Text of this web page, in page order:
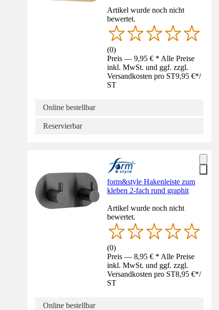
Artikel wurde noch nicht
bewertet.
(0)
Preis — 9,95 € * Alle Preise
inkl. MwSt. und ggf. zzgl.
Versandkosten pro ST9,95 €*/
ST
Online bestellbar
Reservierbar
form&style Hakenleiste zum
kleben 2-fach rund graphit
Artikel wurde noch nicht
bewertet.
(0)
Preis — 8,95 € * Alle Preise
inkl. MwSt. und ggf. zzgl.
Versandkosten pro ST8,95 €*/
ST
Online bestellbar